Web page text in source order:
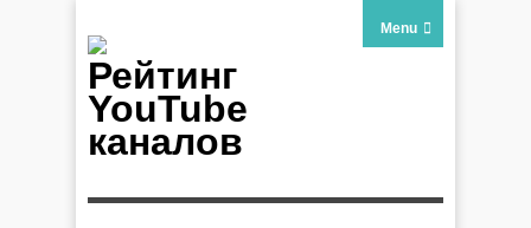
Рейтинг
YouTube
каналов
Menu